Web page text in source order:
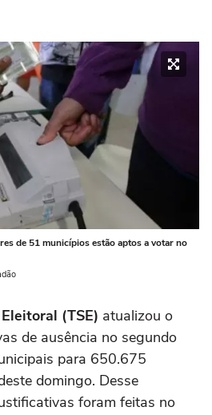
de 51 municípios estão aptos a votar no
(TSE) atualizou o
de ausência no segundo
para 650.675
domingo. Desse
foram feitas no